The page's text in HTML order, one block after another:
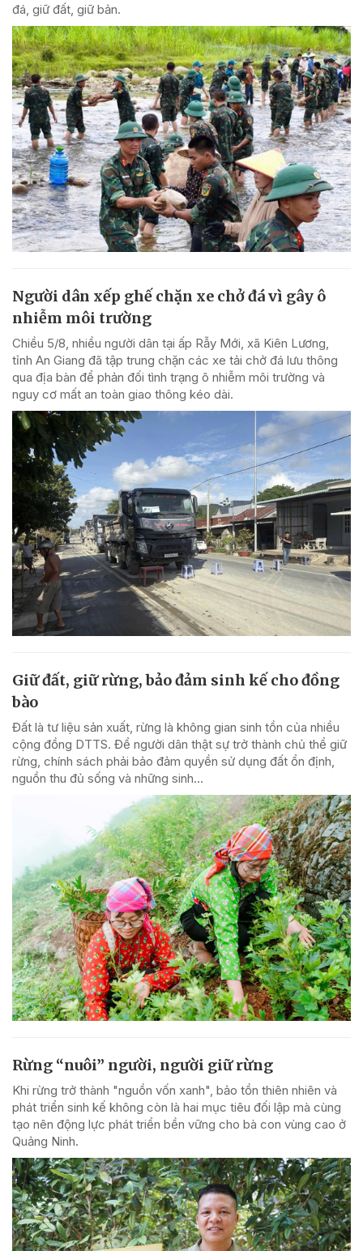
đá, giữ đất, giữ bản.
Người dân xếp ghế chặn xe chở đá vì gây ô
nhiễm môi trường
Chiều 5/8, nhiều người dân tại ấp Rẫy Mới, xã Kiên Lương,
tỉnh An Giang đã tập trung chặn các xe tải chở đá lưu thông
qua địa bàn để phản đối tình trạng ô nhiễm môi trường và
nguy cơ mất an toàn giao thông kéo dài.
Giữ đất, giữ rừng, bảo đảm sinh kế cho đồng
bào
Đất là tư liệu sản xuất, rừng là không gian sinh tồn của nhiều
cộng đồng DTTS. Để người dân thật sự trở thành chủ thể giữ
rừng, chính sách phải bảo đảm quyền sử dụng đất ổn định,
nguồn thu đủ sống và những sinh...
Rừng “nuôi” người, người giữ rừng
Khi rừng trở thành "nguồn vốn xanh", bảo tồn thiên nhiên và
phát triển sinh kế không còn là hai mục tiêu đối lập mà cùng
tạo nên động lực phát triển bền vững cho bà con vùng cao ở
Quảng Ninh.